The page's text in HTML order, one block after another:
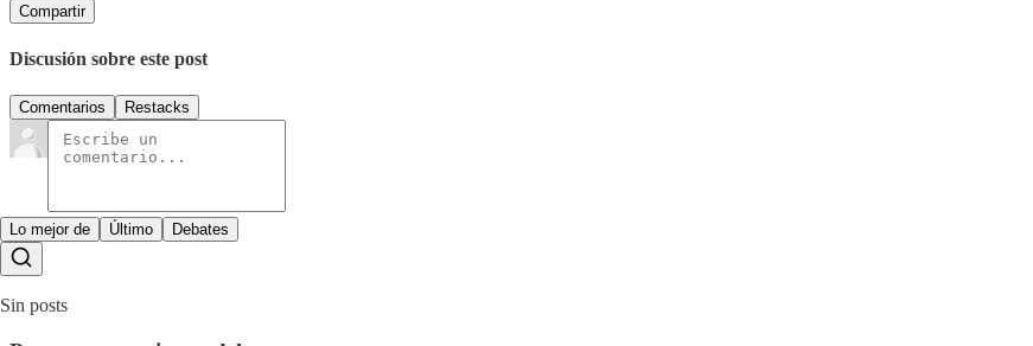
Compartir
Discusión sobre este post
Comentarios Restacks
Lo mejor de Último Debates
Sin posts